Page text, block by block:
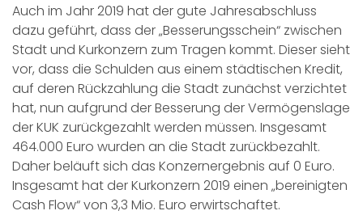
Auch im Jahr 2019 hat der gute Jahresabschluss
dazu geführt, dass der „Besserungsschein“ zwischen
Stadt und Kurkonzern zum Tragen kommt. Dieser sieht
vor, dass die Schulden aus einem städtischen Kredit,
auf deren Rückzahlung die Stadt zunächst verzichtet
hat, nun aufgrund der Besserung der Vermögenslage
der KUK zurückgezahlt werden müssen. Insgesamt
464.000 Euro wurden an die Stadt zurückbezahlt.
Daher beläuft sich das Konzernergebnis auf 0 Euro.
Insgesamt hat der Kurkonzern 2019 einen „bereinigten
Cash Flow“ von 3,3 Mio. Euro erwirtschaftet.